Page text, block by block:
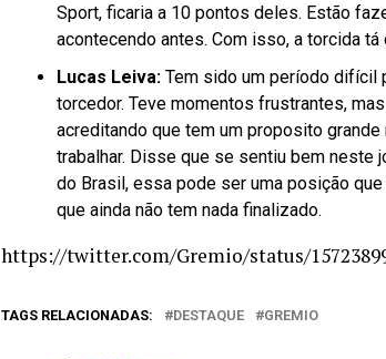
Sport, ficaria a 10 pontos deles. Estão
acontecendo antes. Com isso, a torcida tá
Lucas Leiva: Tem sido um período difícil
torcedor. Teve momentos frustrantes,
acreditando que tem um proposito
trabalhar. Disse que se sentiu bem neste
do Brasil, essa pode ser uma posição
que ainda não tem nada finalizado.
https://twitter.com/Gremio/status/
TAGS RELACIONADAS: DESTAQUE GREMIO